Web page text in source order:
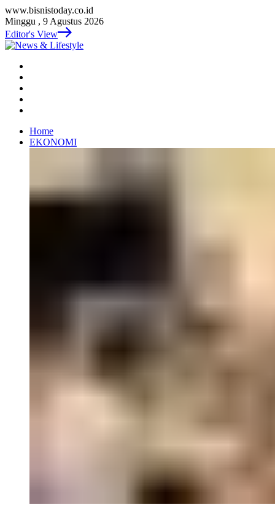
www.bisnistoday.co.id
Minggu , 9 Agustus 2026
Editor's View
Home
EKONOMI